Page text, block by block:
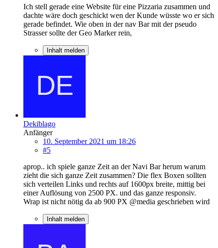
Ich stell gerade eine Website für eine Pizzaria zusammen und
dachte wäre doch geschickt wen der Kunde wüsste wo er sich
gerade befindet. Wie oben in der nav Bar mit der pseudo
Strasser sollte der Geo Marker rein,
Inhalt melden
Dekiblago
Anfänger
10. September 2021 um 18:26
#5
aprop.. ich spiele ganze Zeit an der Navi Bar herum warum
zieht die sich ganze Zeit zusammen? Die flex Boxen sollten
sich verteilen Links und rechts auf 1600px breite, mittig bei
einer Auflösung von 2500 PX. und das ganze responsiv.
Wrap ist nicht nötig da ab 900 PX @media geschrieben wird
Inhalt melden